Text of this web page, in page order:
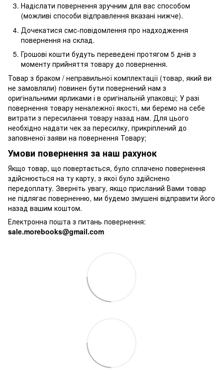
Надіслати повернення зручним для вас способом
(можливі способи відправлення вказані нижче).
Дочекатися смс-повідомлення про надходження
повернення на склад.
Грошові кошти будуть переведені протягом 5 днів з
моменту прийняття товару до повернення.
Товар з браком / неправильної комплектації (товар, який ви
не замовляли) повинен бути повернений нам з
оригінальними ярликами і в оригінальній упаковці; У разі
повернення товару неналежної якості, ми беремо на себе
витрати з пересилання товару назад нам. Для цього
необхідно надати чек за пересилку, прикріплений до
заповненої заяви на повернення Товару;
Умови повернення за наш рахунок
Якщо товар, що повертається, було сплачено повернення
здійснюється на ту карту, з якої було здійснено
передоплату. Зверніть увагу, якщо присланий Вами товар
не підлягає поверненню, ми будемо змушені відправити його
назад вашим коштом.
Електронна пошта з питань повернення:
sale.morebooks@gmail.com